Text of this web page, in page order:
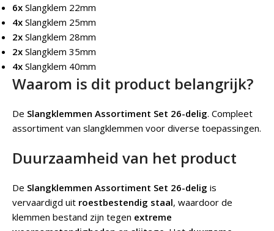
6x Slangklem 22mm
4x Slangklem 25mm
2x Slangklem 28mm
2x Slangklem 35mm
4x Slangklem 40mm
Waarom is dit product belangrijk?
De Slangklemmen Assortiment Set 26-delig. Compleet
assortiment van slangklemmen voor diverse toepassingen.
Duurzaamheid van het product
De Slangklemmen Assortiment Set 26-delig is
vervaardigd uit roestbestendig staal, waardoor de
klemmen bestand zijn tegen extreme